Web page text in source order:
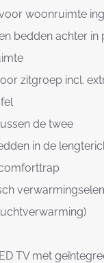
woonruimte
bedden achter in
zitgroep incl.
de twee
in de
TV met